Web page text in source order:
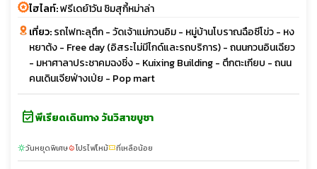
ไฮไลท์:ฟรีเดย์1วัน ชิมสุกี้หม่าล่า
เที่ยว:รถไฟทะลุตึก - วัดเจ้าแม่กวนอิม - หมู่บ้านโบราณฉือซีโข่ว - หง
หยาต้ง - Free day (อิสระไม่มีไกด์และรถบริการ) - ถนนกวนอินเฉียว
- มหาศาลาประชาคมฉงชิ่ง - Kuixing Building - ตึกตะเกียบ - ถนน
คนเดินเจียฟ่างเป่ย - Pop mart
event_availableพีเรียดเดินทาง วันวิสาขบูชา
sunnyวันหยุดพิเศษlocal_fire_departmentโปรไฟไหม้confirmation_numberที่เหลือน้อย